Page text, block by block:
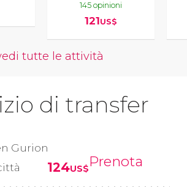
145 opinioni
121US$
tutte le attività
di transfer
Gurion
124US$Prenota